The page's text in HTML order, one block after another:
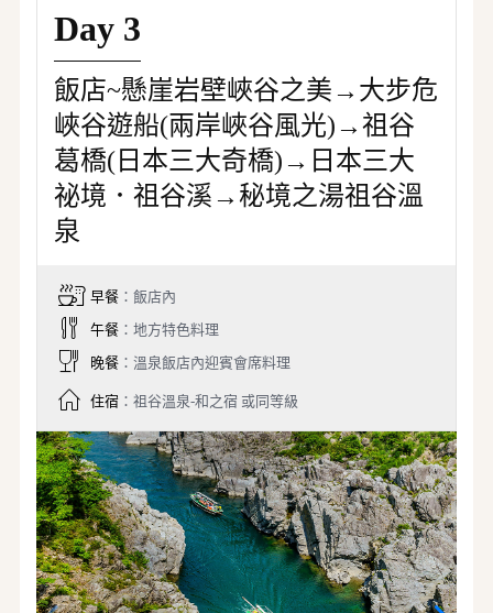
Day 3
飯店~懸崖岩壁峽谷之美→大步危
峽谷遊船(兩岸峽谷風光)→祖谷
葛橋(日本三大奇橋)→日本三大
祕境．祖谷溪→秘境之湯祖谷溫
泉
早餐：飯店內
午餐：地方特色料理
晚餐：溫泉飯店內迎賓會席料理
住宿：祖谷溫泉-和之宿 或同等級